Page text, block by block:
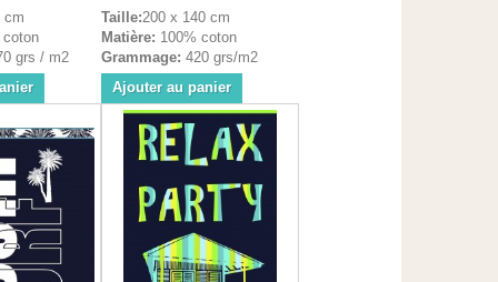
cm
grs / m2
Taille:200 x 140 cm
Matière: 100% coton
Grammage: 420 grs/m2
Ajouter au panier